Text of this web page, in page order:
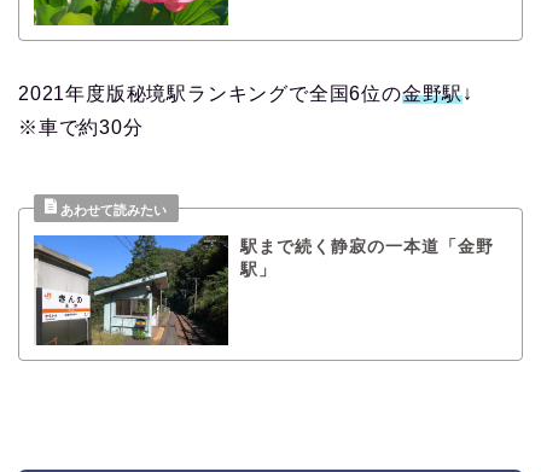
2021年度版秘境駅ランキングで全国6位の金野駅↓
※車で約30分
駅まで続く静寂の一本道「金野
駅」